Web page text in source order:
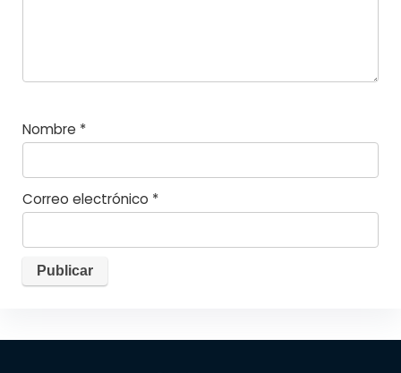
Nombre *
Correo electrónico *